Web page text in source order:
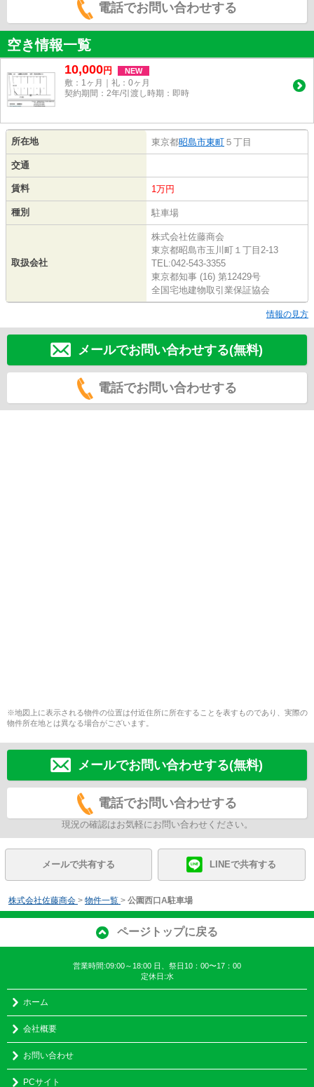
電話でお問い合わせする
空き情報一覧
10,000円 NEW
敷：1ヶ月｜礼：0ヶ月
契約期間：2年/引渡し時期：即時
所在地 東京都昭島市東町 ５丁目
交通
賃料 1万円
種別 駐車場
取扱会社
株式会社佐藤商会
東京都昭島市玉川町１丁目2-13
TEL:042-543-3355
東京都知事 (16) 第12429号
全国宅地建物取引業保証協会
情報の見方
メールでお問い合わせする(無料)
電話でお問い合わせする
※地図上に表示される物件の位置は付近住所に所在することを表すものであり、実際の
物件所在地とは異なる場合がございます。
メールでお問い合わせする(無料)
電話でお問い合わせする
現況の確認はお気軽にお問い合わせください。
メールで共有する LINEで共有する
株式会社佐藤商会 > 物件一覧 > 公園西口A駐車場
ページトップに戻る
営業時間:09:00～18:00 日、祭日10：00〜17：00
定休日:水
ホーム
会社概要
お問い合わせ
PCサイト